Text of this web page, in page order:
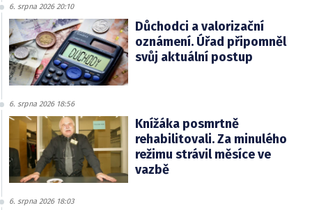
6. srpna 2026 20:10
Důchodci a valorizační
oznámení. Úřad připomněl
svůj aktuální postup
6. srpna 2026 18:56
Knížáka posmrtně
rehabilitovali. Za minulého
režimu strávil měsíce ve
vazbě
6. srpna 2026 18:03